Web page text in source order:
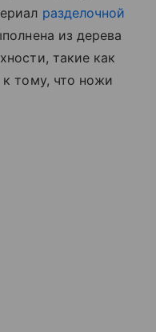
разделочной
из дерева
такие как
к тому, что ножи